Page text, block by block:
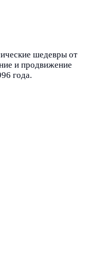
шедевры от
и продвижение
года.